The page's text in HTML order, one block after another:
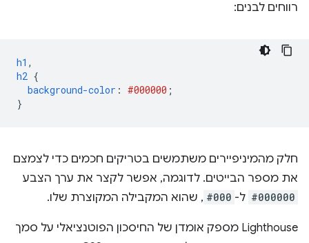
רווחים לבנים:
h1 ,
h2 {
background-color : #000000 ;
}
חלק מהמיניפיירים משתמשים בטריקים חכמים כדי לצמצם
את מספר הבייטים. לדוגמה, אפשר לקצר את ערך הצבע
#000000 ל- #000 , שהוא המקבילה המקוצרת שלו.
Lighthouse מספק אומדן של החיסכון הפוטנציאלי על סמך